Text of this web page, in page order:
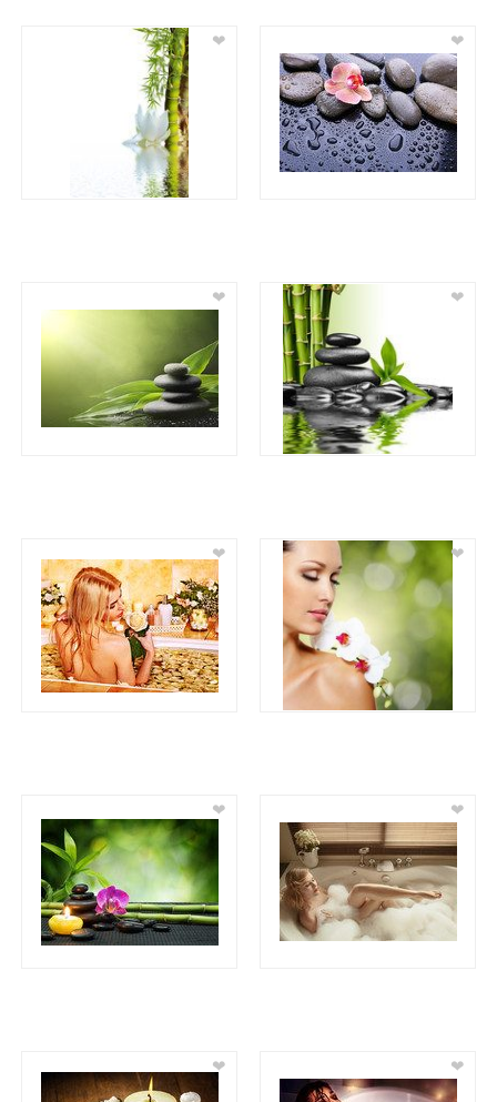
❤ ❤
❤ ❤
❤ ❤
❤ ❤
❤ ❤